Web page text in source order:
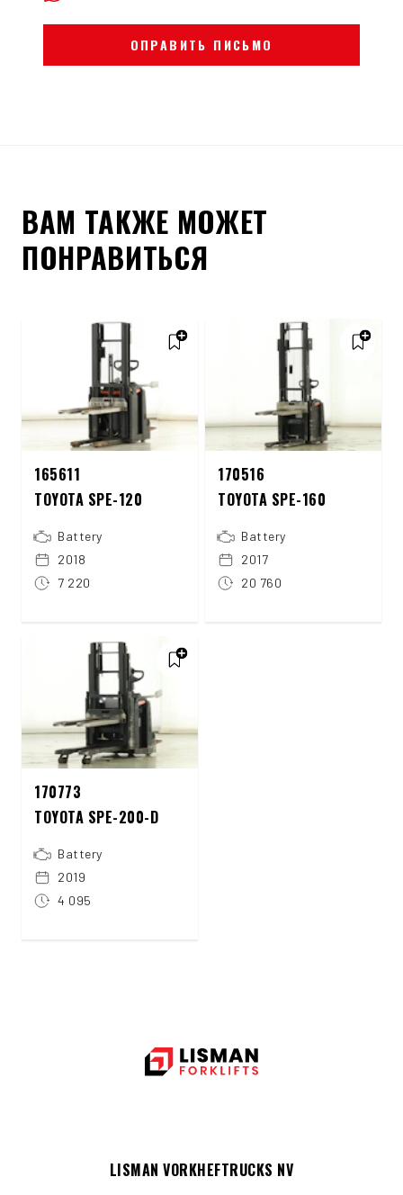
ОПРАВИТЬ ПИСЬМО
ВАМ ТАКЖЕ МОЖЕТ
ПОНРАВИТЬСЯ
165611
TOYOTA SPE-120
Battery
2018
7 220
170516
TOYOTA SPE-160
Battery
2017
20 760
170773
TOYOTA SPE-200-D
Battery
2019
4 095
LISMAN VORKHEFTRUCKS NV